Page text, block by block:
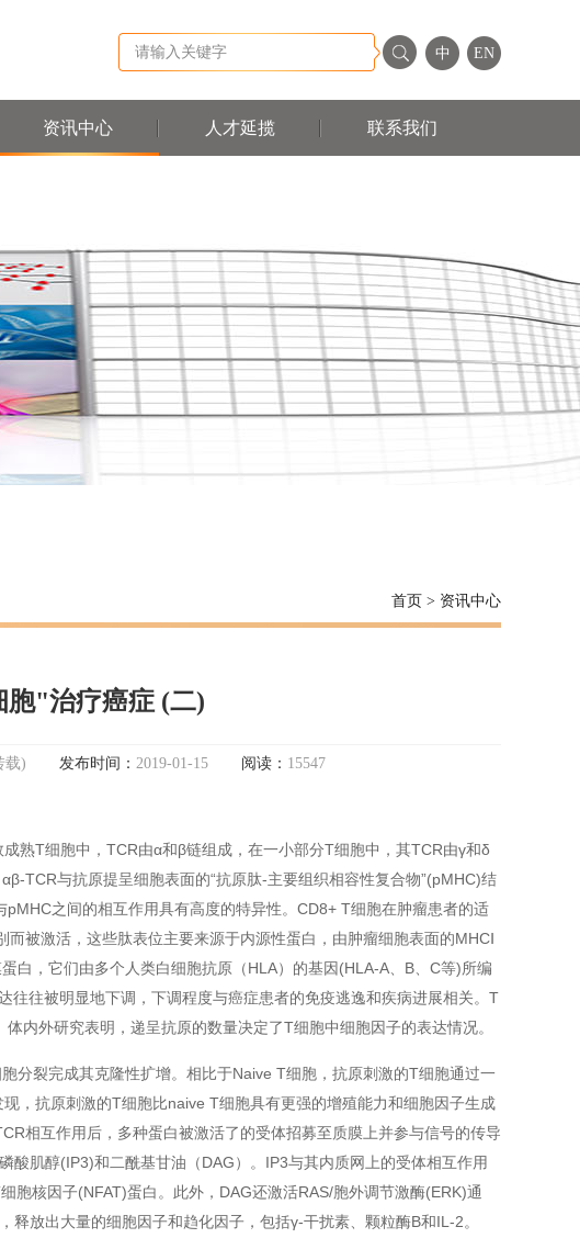
中 EN
资讯中心 人才延揽 联系我们
首页 > 资讯中心
"治疗癌症 (二)
载) 发布时间： 2019-01-15 阅读： 15547
T细胞中，TCR由α和β链组成，在一小部分T细胞中，其TCR由γ和δ
TCR与抗原提呈细胞表面的“抗原肽-主要组织相容性复合物”(pMHC)结
之间的相互作用具有高度的特异性。CD8+ T细胞在肿瘤患者的适
被激活，这些肽表位主要来源于内源性蛋白，由肿瘤细胞表面的MHCⅠ
白，它们由多个人类白细胞抗原（HLA）的基因(HLA-A、B、C等)所编
往被明显地下调，下调程度与癌症患者的免疫逃逸和疾病进展相关。T
内外研究表明，递呈抗原的数量决定了T细胞中细胞因子的表达情况。
裂完成其克隆性扩增。相比于Naive T细胞，抗原刺激的T细胞通过一
，抗原刺激的T细胞比naive T细胞具有更强的增殖能力和细胞因子生成
相互作用后，多种蛋白被激活了的受体招募至质膜上并参与信号的传导
肌醇(IP3)和二酰基甘油（DAG）。IP3与其内质网上的受体相互作用
胞核因子(NFAT)蛋白。此外，DAG还激活RAS/胞外调节激酶(ERK)通
放出大量的细胞因子和趋化因子，包括γ-干扰素、颗粒酶B和IL-2。